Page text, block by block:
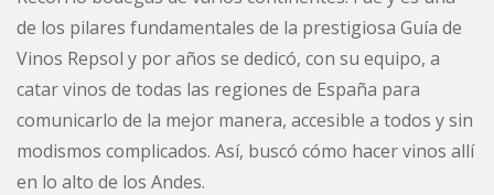
de los pilares fundamentales de la prestigiosa Guía de
Vinos Repsol y por años se dedicó, con su equipo, a
catar vinos de todas las regiones de España para
comunicarlo de la mejor manera, accesible a todos y sin
modismos complicados. Así, buscó cómo hacer vinos allí
en lo alto de los Andes.